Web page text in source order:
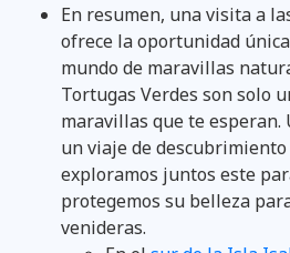
En resumen, una visita a
ofrece la oportunidad
mundo de maravillas
Tortugas Verdes son solo
maravillas que te esperan.
un viaje de
exploramos juntos este
protegemos su belleza
venideras.